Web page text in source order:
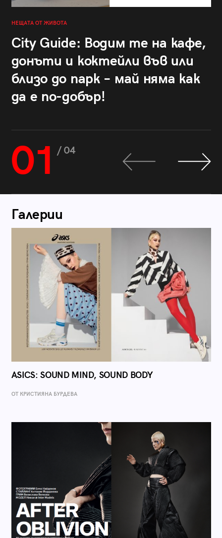
НЕЩАТА ОТ ЖИВОТА
City Guide: Водим те на кафе,
донъти и коктейли във или
близо до парк – май няма как
да е по-добър!
01 / 04
Галерии
ASICS: SOUND MIND, SOUND BODY
ОТ КРИСТИЯНА БУРДЕВА